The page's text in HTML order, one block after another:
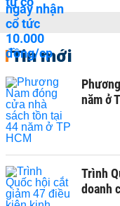
Tin mới
năm ở
Trình
doanh